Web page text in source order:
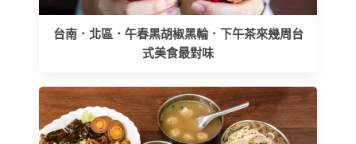
台南．北區．午春黑胡椒黑輪．下午茶來幾周台
式美食最對味